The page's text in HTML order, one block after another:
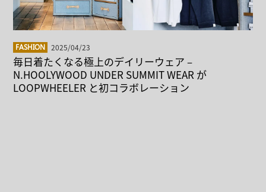
FASHION 2025/04/23
毎日着たくなる極上のデイリーウェア –
N.HOOLYWOOD UNDER SUMMIT WEAR が
LOOPWHEELER と初コラボレーション